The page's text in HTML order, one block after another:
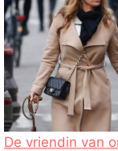
De vriendin van